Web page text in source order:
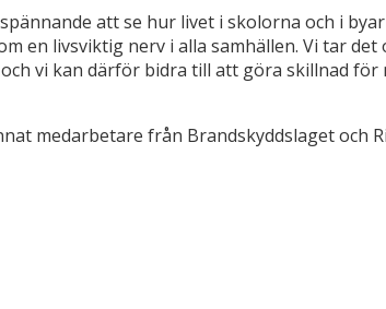
att se hur livet i skolorna och i
en livsviktig nerv i alla samhällen. Vi tar
vi kan därför bidra till att göra skillnad för
medarbetare från Brandskyddslaget och